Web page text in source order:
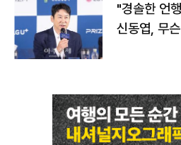
"경솔한 언
신동엽, 무